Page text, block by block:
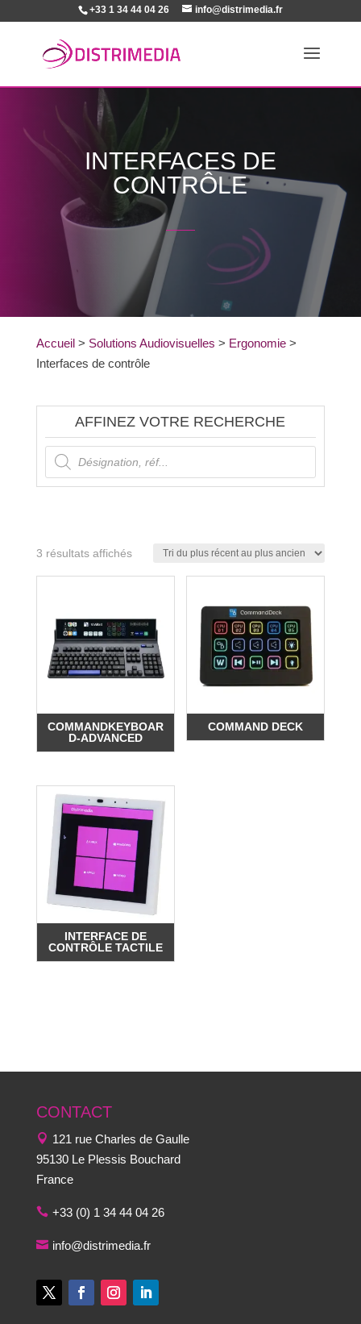
+33 1 34 44 04 26 info@distrimedia.fr
INTERFACES DE
CONTRÔLE
Accueil> Solutions Audiovisuelles > Ergonomie>
Interfaces de contrôle
AFFINEZ VOTRE RECHERCHE
Recherche
de
produits
3 résultats affichésTrié
au
plus
ancien
COMMANDKEYBOAR
D-ADVANCED
COMMAND DECK
INTERFACE DE
CONTRÔLE TACTILE
CONTACT
121 rue Charles de Gaulle
95130 Le Plessis Bouchard
France
+33 (0) 1 34 44 04 26
info@distrimedia.fr